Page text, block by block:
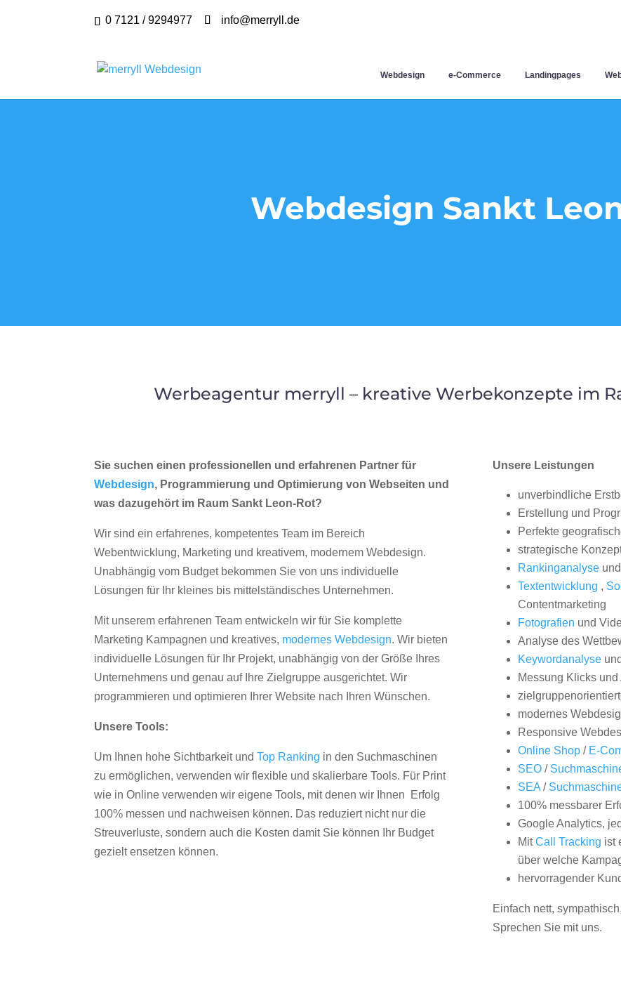
0 7121 / 9294977 info@merryll.de
Webdesign e-Commerce Landingpages
Webdesign Sankt
Werbeagentur merryll – kreative Werbekonzepte im
Sie suchen einen professionellen und erfahrenen Partner für
Webdesign, Programmierung und Optimierung von Webseiten und
was dazugehört im Raum Sankt Leon-Rot?
Wir sind ein erfahrenes, kompetentes Team im Bereich
Webentwicklung, Marketing und kreativem, modernem Webdesign.
Unabhängig vom Budget bekommen Sie von uns individuelle
Lösungen für Ihr kleines bis mittelständisches Unternehmen.
Mit unserem erfahrenen Team entwickeln wir für Sie komplette
Marketing Kampagnen und kreatives, modernes Webdesign. Wir bieten
individuelle Lösungen für Ihr Projekt, unabhängig von der Größe Ihres
Unternehmens und genau auf Ihre Zielgruppe ausgerichtet. Wir
programmieren und optimieren Ihrer Website nach Ihren Wünschen.
Unsere Tools:
Um Ihnen hohe Sichtbarkeit undTop Ranking in den Suchmaschinen
zu ermöglichen, verwenden wir flexible und skalierbare Tools. Für Print
wie in Online verwenden wir eigene Tools, mit denen wir Ihnen Erfolg
100% messen und nachweisen können. Das reduziert nicht nur die
Streuverluste, sondern auch die Kosten damit Sie können Ihr Budget
gezielt ensetzen können.
Unsere Leistungen
unverbindliche
Erstellung und
Perfekte
strategische
Rankinganalyseund
Textentwicklung ,
Contentmarketing
Fotografien und
Analyse des
Keywordanalyse
Messung Klicks
modernes
Responsive
Online Shop/ E-
SEO/
SEA/
100% messbarer
Google Analytics,
MitCall Tracking ist
über welche
hervorragender
Einfach nett,
Sprechen Sie mit uns.